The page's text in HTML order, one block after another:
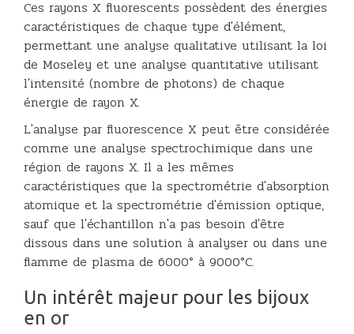
Ces rayons X fluorescents possèdent des énergies
caractéristiques de chaque type d'élément,
permettant une analyse qualitative utilisant la loi
de Moseley et une analyse quantitative utilisant
l'intensité (nombre de photons) de chaque
énergie de rayon X.
L'analyse par fluorescence X peut être considérée
comme une analyse spectrochimique dans une
région de rayons X. Il a les mêmes
caractéristiques que la spectrométrie d'absorption
atomique et la spectrométrie d'émission optique,
sauf que l'échantillon n'a pas besoin d'être
dissous dans une solution à analyser ou dans une
flamme de plasma de 6000° à 9000°C.
Un intérêt majeur pour les bijoux
en or